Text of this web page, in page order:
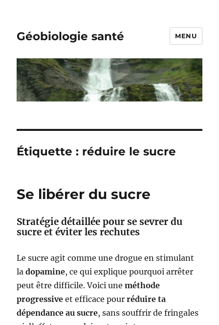
Géobiologie santé MENU
Étiquette : réduire le sucre
Se libérer du sucre
Stratégie détaillée pour se sevrer du
sucre et éviter les rechutes
Le sucre agit comme une drogue en stimulant
ladopamine, ce qui explique pourquoi arrêter
peut être difficile. Voici uneméthode
progressive et efficace pourréduire ta
dépendance au sucre, sans souffrir de fringales